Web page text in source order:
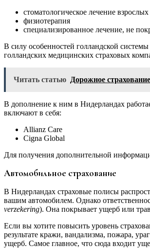
стоматологическое лечение взрослых
физиотерапия
специализированное лечение, не
В силу особенностей голландской
голландских медицинских страховых
Читать статью Дорожное
В дополнение к ним в Нидерландах
включают в себя:
Allianz Care
Cigna Global
Для получения дополнительной
Автомобильное страхование
В Нидерландах страховые полисы
вашим автомобилем. Однако
verzekering). Она покрывает ущерб или
Если вы хотите повысить уровень
результате кражи, вандализма, пожара,
ущерб. Самое главное, что сюда входит